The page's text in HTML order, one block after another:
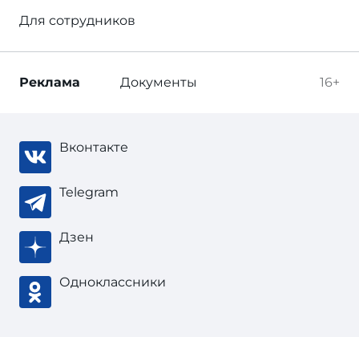
Для сотрудников
16+
Реклама Документы
Вконтакте
Telegram
Дзен
Одноклассники